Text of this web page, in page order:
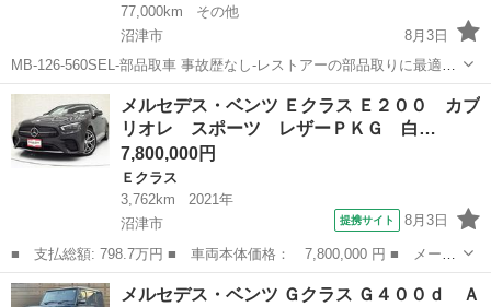
77,000km
その他
沼津市
8月3日
MB-126-560SEL-部品取車 事故歴なし-レストアーの部品取りに最適な
一台です 価格85万にて販売現状―運送別 輸出関係もおこなつて居りま
すので必ず在庫確認をお願いします 問い合わせ MB-レス...
静岡 沼津市 Sクラス
メルセデス・ベンツ Ｅクラス Ｅ２００ カブ
リオレ スポーツ レザーＰＫＧ 白…
7,800,000円
Ｅクラス
3,762km
2021年
沼津市
提携サイト 8月3日
■ 支払総額: 798.7万円 ■ 車両本体価格： 7,800,000 円 ■ メーカ
ー名： メルセデス・ベンツ ■ 車種名： Ｅクラス ■ グレード
名： Ｅ２００ カブリオレ スポーツ レザーＰＫＧ 白黒革 Ｆ
静岡 沼津市 Ｅクラス
メルセデス・ベンツ Ｇクラス Ｇ４００ｄ Ａ